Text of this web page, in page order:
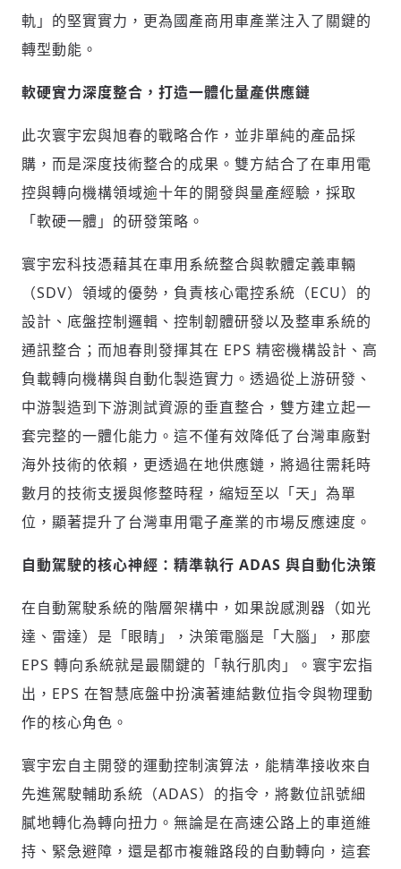
軌」的堅實實力，更為國產商用車產業注入了關鍵的
轉型動能。
軟硬實力深度整合，打造一體化量產供應鏈
此次寰宇宏與旭春的戰略合作，並非單純的產品採
購，而是深度技術整合的成果。雙方結合了在車用電
控與轉向機構領域逾十年的開發與量產經驗，採取
「軟硬一體」的研發策略。
寰宇宏科技憑藉其在車用系統整合與軟體定義車輛
（SDV）領域的優勢，負責核心電控系統（ECU）的
設計、底盤控制邏輯、控制韌體研發以及整車系統的
通訊整合；而旭春則發揮其在 EPS 精密機構設計、高
負載轉向機構與自動化製造實力。透過從上游研發、
中游製造到下游測試資源的垂直整合，雙方建立起一
套完整的一體化能力。這不僅有效降低了台灣車廠對
海外技術的依賴，更透過在地供應鏈，將過往需耗時
數月的技術支援與修整時程，縮短至以「天」為單
位，顯著提升了台灣車用電子產業的市場反應速度。
自動駕駛的核心神經：精準執行 ADAS 與自動化決策
在自動駕駛系統的階層架構中，如果說感測器（如光
達、雷達）是「眼睛」，決策電腦是「大腦」，那麼
EPS 轉向系統就是最關鍵的「執行肌肉」。寰宇宏指
出，EPS 在智慧底盤中扮演著連結數位指令與物理動
作的核心角色。
寰宇宏自主開發的運動控制演算法，能精準接收來自
先進駕駛輔助系統（ADAS）的指令，將數位訊號細
膩地轉化為轉向扭力。無論是在高速公路上的車道維
持、緊急避障，還是都市複雜路段的自動轉向，這套